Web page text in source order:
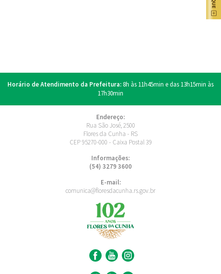
Horário de Atendimento da Prefeitura:8h às 11h45min e das 13h15min às
17h30min
Endereço:
Rua São José, 2500
Flores da Cunha - RS
CEP 95270-000 - Caixa Postal 39
Informações:
(54) 3279 3600
E-mail:
comunica@floresdacunha.rs.gov.br